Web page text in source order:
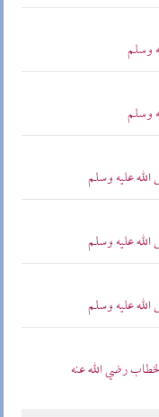
وسلم
وسلم
عليه وسلم
عليه وسلم
عليه وسلم
رضي الله عنه